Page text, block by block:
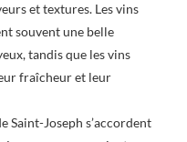
et textures. Les vins
souvent une belle
tandis que les vins
fraîcheur et leur
Saint-Joseph s’accordent